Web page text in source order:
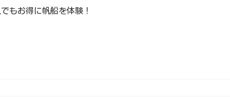
もお得に帆船を体験！